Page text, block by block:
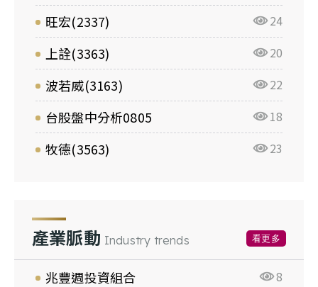
旺宏(2337) 24
上詮(3363) 20
波若威(3163) 22
台股盤中分析0805 18
牧德(3563) 23
產業脈動 Industry trends 看更多
兆豐週投資組合 8